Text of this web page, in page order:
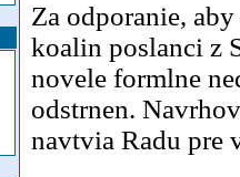
Za odporanie,
koalin poslanci z
novele formlne
odstrnen.
navtvia Radu pre